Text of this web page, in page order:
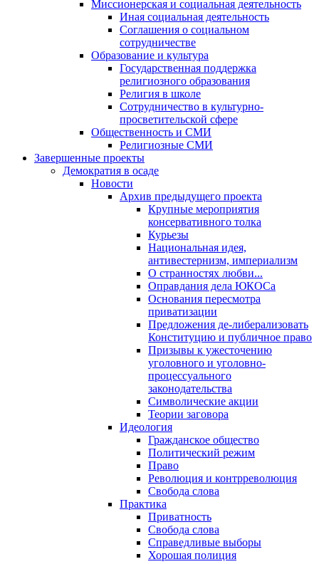
Миссионерская и социальная деятельность
Иная социальная деятельность
Соглашения о социальном
сотрудничестве
Образование и культура
Государственная поддержка
религиозного образования
Религия в школе
Сотрудничество в культурно-
просветительской сфере
Общественность и СМИ
Религиозные СМИ
Завершенные проекты
Демократия в осаде
Новости
Архив предыдущего проекта
Крупные мероприятия
консервативного толка
Курьезы
Национальная идея,
антивестернизм, империализм
О странностях любви...
Оправдания дела ЮКОСа
Основания пересмотра
приватизации
Предложения де-либерализовать
Конституцию и публичное право
Призывы к ужесточению
уголовного и уголовно-
процессуального
законодательства
Символические акции
Теории заговора
Идеология
Гражданское общество
Политический режим
Право
Революция и контрреволюция
Свобода слова
Практика
Приватность
Свобода слова
Справедливые выборы
Хорошая полиция